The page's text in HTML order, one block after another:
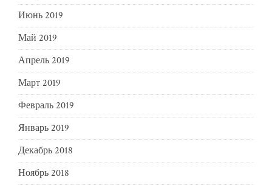
Июнь 2019
Май 2019
Апрель 2019
Март 2019
Февраль 2019
Январь 2019
Декабрь 2018
Ноябрь 2018